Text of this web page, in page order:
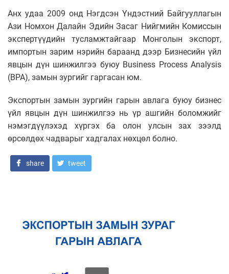
Анх удаа 2009 онд Нэгдсэн Үндэстний Байгууллагын
Ази Номхон Далайн Эдийн Засаг Нийгмийн Комиссын
экспертүүдийн тусламжтайгаар Монголын экспорт,
импортын зарим нэрийн бараанд дээр Бизнесийн үйл
явцын дүн шинжилгээ буюу Business Process Analysis
(BPA), замын зургийг гаргасан юм.
Экспортын замын зургийн гарын авлага буюу бизнес
үйл явцын дүн шинжилгээ нь үр ашгийн боломжийг
нэмэгдүүлэхэд хүргэх ба олон улсын зах зээлд
өрсөлдөх чадварыг хадгалах нөхцөл болно.
share tweet